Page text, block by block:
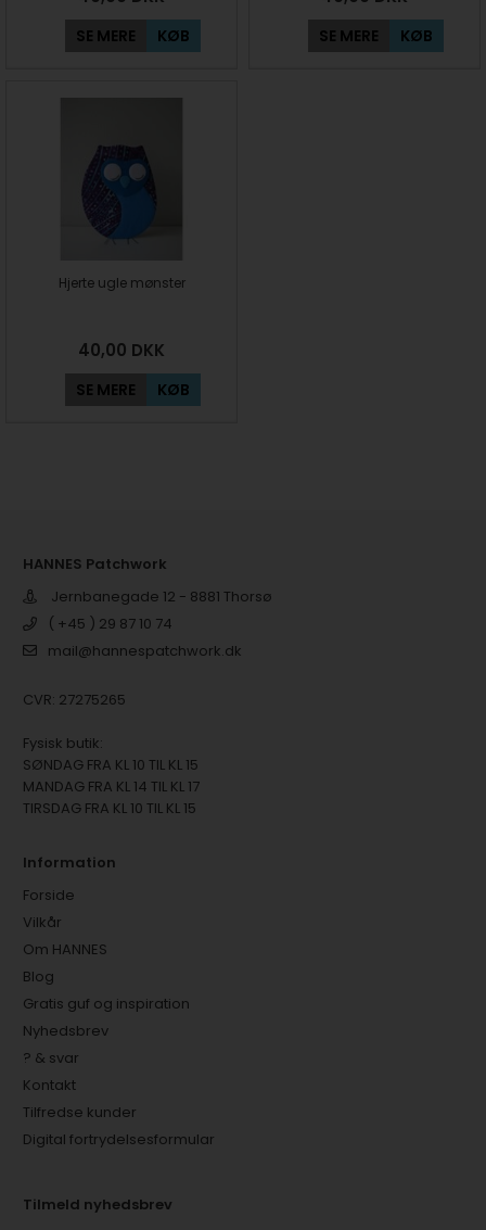
SE MERE KØB SE MERE KØB
Hjerte ugle mønster
40,00 DKK
SE MERE KØB
HANNES Patchwork
Jernbanegade 12 - 8881 Thorsø
( +45 ) 29 87 10 74
mail@hannespatchwork.dk
CVR: 27275265
Fysisk butik:
SØNDAG FRA KL 10 TIL KL 15
MANDAG FRA KL 14 TIL KL 17
TIRSDAG FRA KL 10 TIL KL 15
Information
Forside
Vilkår
Om HANNES
Blog
Gratis guf og inspiration
Nyhedsbrev
? & svar
Kontakt
Tilfredse kunder
Digital fortrydelsesformular
Tilmeld nyhedsbrev